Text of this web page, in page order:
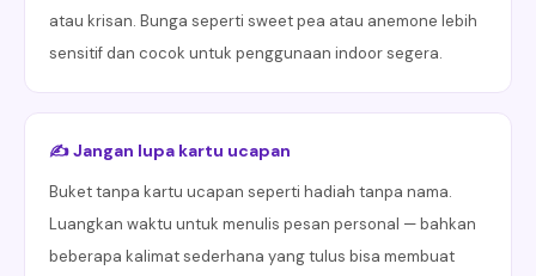
atau krisan. Bunga seperti sweet pea atau anemone lebih
sensitif dan cocok untuk penggunaan indoor segera.
✍️ Jangan lupa kartu ucapan
Buket tanpa kartu ucapan seperti hadiah tanpa nama.
Luangkan waktu untuk menulis pesan personal — bahkan
beberapa kalimat sederhana yang tulus bisa membuat